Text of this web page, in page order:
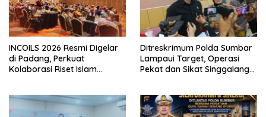
INCOILS 2026 Resmi Digelar
di Padang, Perkuat
Kolaborasi Riset Islam
Ditreskrimum Polda Sumbar
Lampaui Target, Operasi
Pekat dan Sikat Singgalang